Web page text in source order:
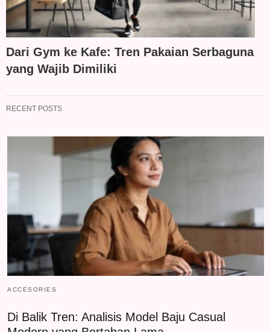
Dari Gym ke Kafe: Tren Pakaian Serbaguna
yang Wajib Dimiliki
RECENT POSTS
ACCESORIES
Di Balik Tren: Analisis Model Baju Casual